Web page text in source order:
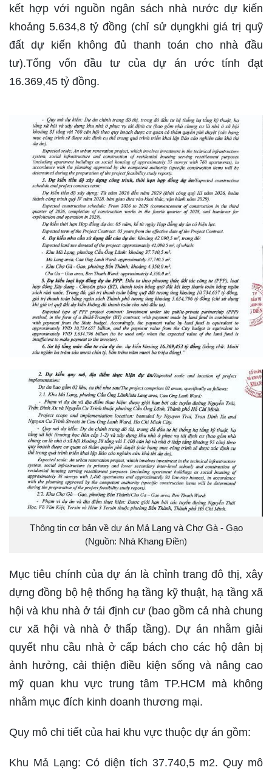
kết hợp với nguồn ngân sách nhà nước dự kiến
khoảng 5.634,8 tỷ đồng (chỉ sử dụngkhi giá trị quỹ
đất dự kiến không đủ thanh toán cho nhà đầu
tư).Tổng vốn đầu tư của dự án ước tính đạt
16.369,45 tỷ đồng.
Thông tin cơ bản về dự án Mả Lạng và Chợ Gà - Gạo
(Nguồn: Nhà Khang Điền)
Mục tiêu chính của dự án là chỉnh trang đô thị, xây
dựng đồng bộ hệ thống hạ tầng kỹ thuật, hạ tầng xã
hội và khu nhà ở tái định cư (bao gồm cả nhà chung
cư xã hội và nhà ở thấp tầng). Dự án nhằm giải
quyết nhu cầu nhà ở cấp bách cho các hộ dân bị
ảnh hưởng, cải thiện điều kiện sống và nâng cao
mỹ quan khu vực trung tâm TP.HCM mà không
nhằm mục đích kinh doanh thương mại.
Quy mô chi tiết của hai khu vực thuộc dự án gồm:
Khu Mả Lạng: Có diện tích 37.740,5 m2. Quy mô